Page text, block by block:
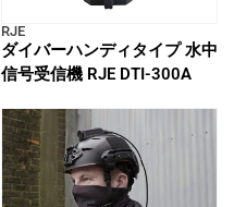
RJE
ダイバーハンディタイプ 水中
信号受信機 RJE DTI-300A